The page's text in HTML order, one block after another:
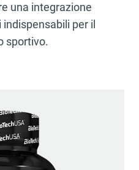
una integrazione
per il
sportivo.